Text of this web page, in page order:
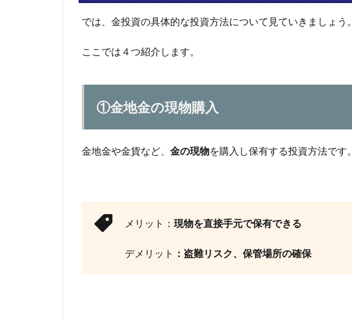
金
投
資
メ
3.1
①世
通の
②見
てい
では、金投資の具体的な投資方法について見ていきましょう。
ここでは４つ紹介します。
①金地金の現物購入
金地金や金貨など、 金の現物を購入し保有する投資方法です。
メリット： 現物を直接手元で保有できる
デメリット ：盗難リスク、保管場所の確保